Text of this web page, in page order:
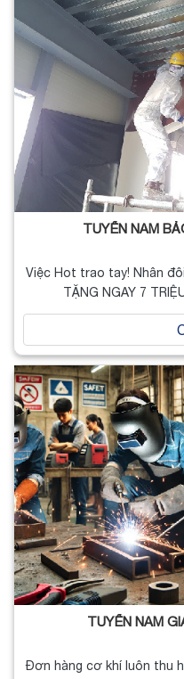
TUYỂN NAM
Việc Hot trao tay! Nhân
TẶNG NGAY 7
TUYỂN NAM
Đơn hàng cơ khí luôn thu